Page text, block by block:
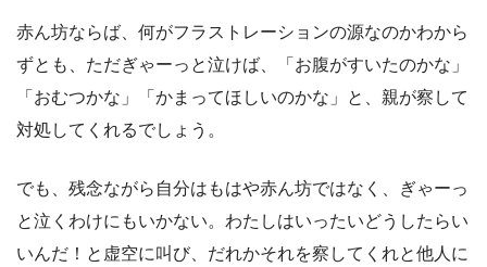
赤ん坊ならば、何がフラストレーションの源なのかわから
ずとも、ただぎゃーっと泣けば、「お腹がすいたのかな」
「おむつかな」「かまってほしいのかな」と、親が察して
対処してくれるでしょう。
でも、残念ながら自分はもはや赤ん坊ではなく、ぎゃーっ
と泣くわけにもいかない。わたしはいったいどうしたらい
いんだ！と虚空に叫び、だれかそれを察してくれと他人に